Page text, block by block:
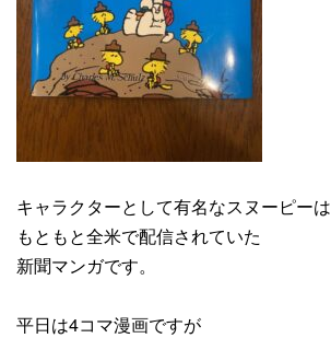
キャラクターとして有名なスヌーピーは
もともと全米で配信されていた
新聞マンガです。
平日は4コマ漫画ですが